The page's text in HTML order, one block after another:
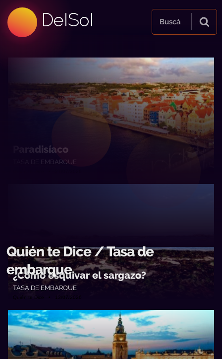
DelSol
99.5 FM
Buscá
Quién te Dice / Tasa de
embarque
Paradisíaco
TASA DE EMBARQUE
¿Cómo esquivar el sargazo?
TASA DE EMBARQUE
Quién te Dice • 13/07/2026